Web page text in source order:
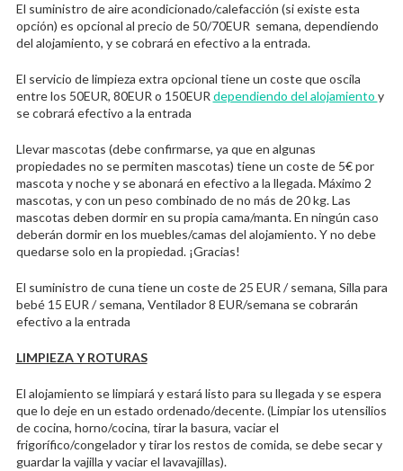
El suministro de aire acondicionado/calefacción (si existe esta
opción) es opcional al precio de 50/70EUR semana, dependiendo
del alojamiento, y se cobrará en efectivo a la entrada.
El servicio de limpieza extra opcional tiene un coste que oscila
entre los 50EUR, 80EUR o 150EUR dependiendo del alojamiento y
se cobrará efectivo a la entrada
Llevar mascotas (debe confirmarse, ya que en algunas
propiedades no se permiten mascotas) tiene un coste de 5€ por
mascota y noche y se abonará en efectivo a la llegada. Máximo 2
mascotas, y con un peso combinado de no más de 20 kg. Las
mascotas deben dormir en su propia cama/manta. En ningún caso
deberán dormir en los muebles/camas del alojamiento. Y no debe
quedarse solo en la propiedad. ¡Gracias!
El suministro de cuna tiene un coste de 25 EUR / semana, Silla para
bebé 15 EUR / semana, Ventilador 8 EUR/semana se cobrarán
efectivo a la entrada
LIMPIEZA Y ROTURAS
El alojamiento se limpiará y estará listo para su llegada y se espera
que lo deje en un estado ordenado/decente. (Limpiar los utensilios
de cocina, horno/cocina, tirar la basura, vaciar el
frigorífico/congelador y tirar los restos de comida, se debe secar y
guardar la vajilla y vaciar el lavavajillas).